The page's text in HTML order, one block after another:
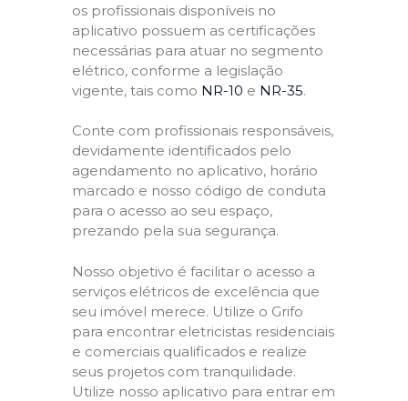
os profissionais disponíveis no
aplicativo possuem as certificações
necessárias para atuar no segmento
elétrico, conforme a legislação
vigente, tais como NR-10 e NR-35.
Conte com profissionais responsáveis,
devidamente identificados pelo
agendamento no aplicativo, horário
marcado e nosso código de conduta
para o acesso ao seu espaço,
prezando pela sua segurança.
Nosso objetivo é facilitar o acesso a
serviços elétricos de excelência que
seu imóvel merece. Utilize o Grifo
para encontrar eletricistas residenciais
e comerciais qualificados e realize
seus projetos com tranquilidade.
Utilize nosso aplicativo para entrar em